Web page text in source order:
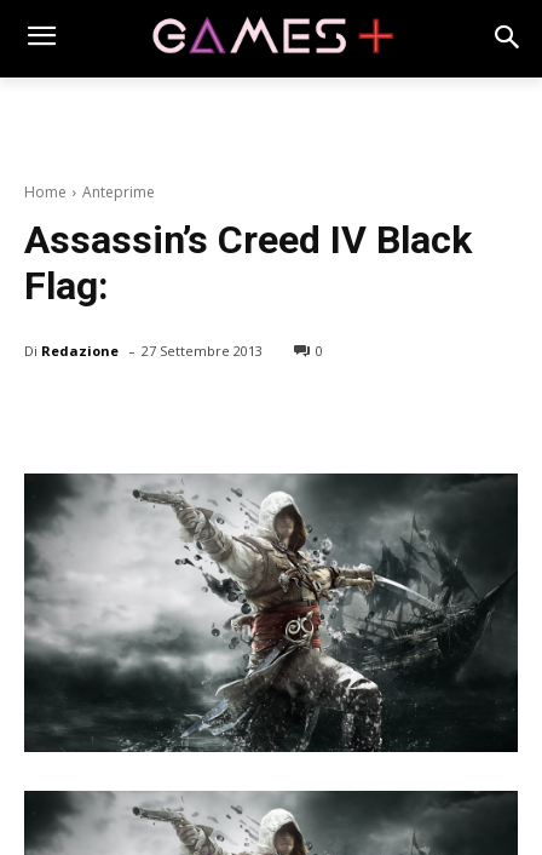
Home Anteprime
Assassin’s Creed IV Black
Flag:
Di Redazione - 27 Settembre 2013 0